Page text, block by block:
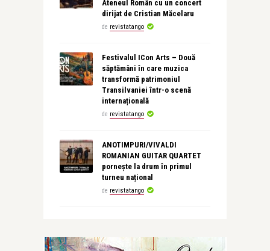
Ateneul Român cu un concert
dirijat de Cristian Măcelaru
de revistatango
Festivalul ICon Arts – Două
săptămâni în care muzica
transformă patrimoniul
Transilvaniei într-o scenă
internațională
de revistatango
ANOTIMPURI/VIVALDI
ROMANIAN GUITAR QUARTET
pornește la drum în primul
turneu național
de revistatango